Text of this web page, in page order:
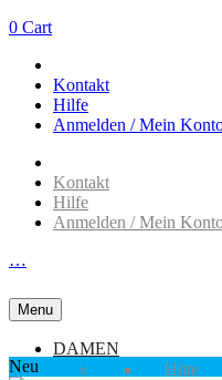
0 Cart
Kontakt
Hilfe
Anmelden / Mein
Kontakt
Hilfe
Anmelden / Mein
…
Menu
DAMEN
Hüte
Neu